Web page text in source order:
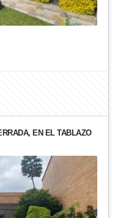
EN EL TABLAZO